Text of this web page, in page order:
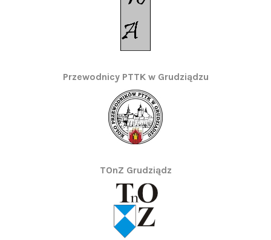
Przewodnicy PTTK w Grudziądzu
TOnZ Grudziądz